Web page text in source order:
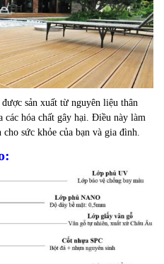
sản xuất từ nguyên liệu thân
hóa chất gây hại. Điều này làm
sức khỏe của bạn và gia đình.